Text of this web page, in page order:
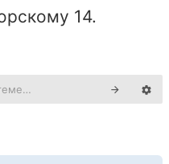
14.